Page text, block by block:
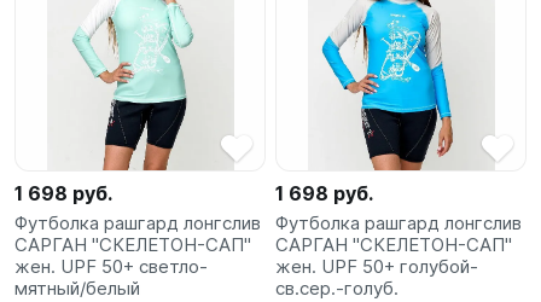
Бассейн
SUP-
сёрфинг
Подарочные
Карты
Бренды
1 698 руб.
Футболка рашгард лонгслив
САРГАН "СКЕЛЕТОН-САП"
жен. UPF 50+ светло-
мятный/белый
1 698 руб.
Футболка рашгард лонгслив
САРГАН "СКЕЛЕТОН-САП"
жен. UPF 50+ голубой-
св.сер.-голуб.